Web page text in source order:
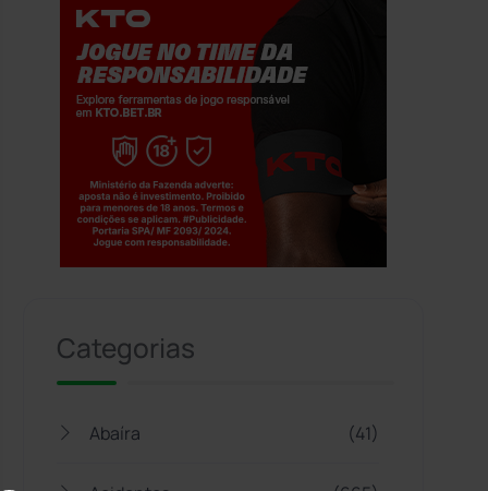
Categorias
Abaíra (41)